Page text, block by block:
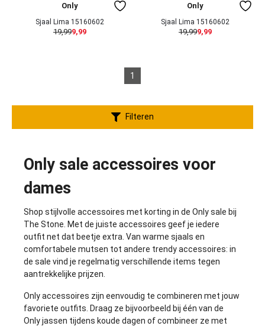
Only
Sjaal Lima 15160602
19,999,99
Only
Sjaal Lima 15160602
19,999,99
1
Filteren
Only sale accessoires voor
dames
Shop stijlvolle accessoires met korting in de Only sale bij
The Stone. Met de juiste accessoires geef je iedere
outfit net dat beetje extra. Van warme sjaals en
comfortabele mutsen tot andere trendy accessoires: in
de sale vind je regelmatig verschillende items tegen
aantrekkelijke prijzen.
Only accessoires zijn eenvoudig te combineren met jouw
favoriete outfits. Draag ze bijvoorbeeld bij één van de
Only jassen tijdens koude dagen of combineer ze met